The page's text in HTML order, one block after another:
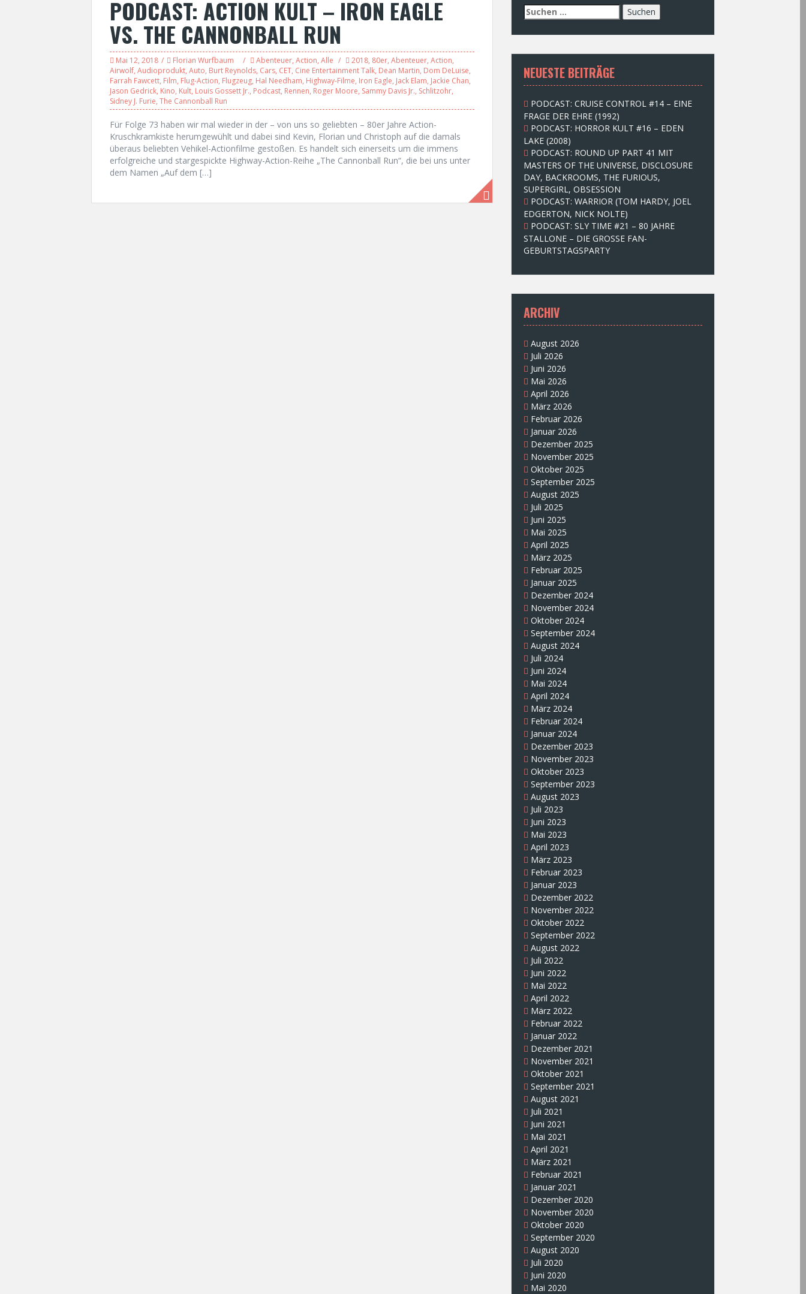
PODCAST: ACTION KULT – IRON EAGLE
VS. THE CANNONBALL RUN
Mai 12, 2018 Florian Wurfbaum Abenteuer, Action, Alle 2018, 80er, Abenteuer, Action,
Airwolf, Audioprodukt, Auto, Burt Reynolds, Cars, CET, Cine Entertainment Talk, Dean Martin, Dom DeLuise,
Farrah Fawcett, Film, Flug-Action, Flugzeug, Hal Needham, Highway-Filme, Iron Eagle, Jack Elam, Jackie Chan,
Jason Gedrick, Kino, Kult, Louis Gossett Jr., Podcast, Rennen, Roger Moore, Sammy Davis Jr., Schlitzohr,
Sidney J. Furie, The Cannonball Run
Für Folge 73 haben wir mal wieder in der – von uns so geliebten – 80er Jahre Action-
Kruschkramkiste herumgewühlt und dabei sind Kevin, Florian und Christoph auf die damals
überaus beliebten Vehikel-Actionfilme gestoßen. Es handelt sich einerseits um die immens
erfolgreiche und stargespickte Highway-Action-Reihe „The Cannonball Run“, die bei uns unter
dem Namen „Auf dem […]
S
u
c
e
n
n
c
h
:
NEUESTE BEITRÄGE
PODCAST: CRUISE CONTROL #14 – EINE
FRAGE DER EHRE (1992)
PODCAST: HORROR KULT #16 – EDEN
LAKE (2008)
PODCAST: ROUND UP PART 41 MIT
MASTERS OF THE UNIVERSE, DISCLOSURE
DAY, BACKROOMS, THE FURIOUS,
SUPERGIRL, OBSESSION
PODCAST: WARRIOR (TOM HARDY, JOEL
EDGERTON, NICK NOLTE)
PODCAST: SLY TIME #21 – 80 JAHRE
STALLONE – DIE GROSSE FAN-
GEBURTSTAGSPARTY
ARCHIV
August 2026
Juli 2026
Juni 2026
Mai 2026
April 2026
März 2026
Februar 2026
Januar 2026
Dezember 2025
November 2025
Oktober 2025
September 2025
August 2025
Juli 2025
Juni 2025
Mai 2025
April 2025
März 2025
Februar 2025
Januar 2025
Dezember 2024
November 2024
Oktober 2024
September 2024
August 2024
Juli 2024
Juni 2024
Mai 2024
April 2024
März 2024
Februar 2024
Januar 2024
Dezember 2023
November 2023
Oktober 2023
September 2023
August 2023
Juli 2023
Juni 2023
Mai 2023
April 2023
März 2023
Februar 2023
Januar 2023
Dezember 2022
November 2022
Oktober 2022
September 2022
August 2022
Juli 2022
Juni 2022
Mai 2022
April 2022
März 2022
Februar 2022
Januar 2022
Dezember 2021
November 2021
Oktober 2021
September 2021
August 2021
Juli 2021
Juni 2021
Mai 2021
April 2021
März 2021
Februar 2021
Januar 2021
Dezember 2020
November 2020
Oktober 2020
September 2020
August 2020
Juli 2020
Juni 2020
Mai 2020